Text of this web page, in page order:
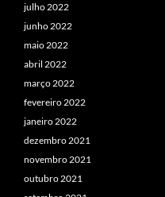
julho 2022
junho 2022
maio 2022
abril 2022
março 2022
fevereiro 2022
janeiro 2022
dezembro 2021
novembro 2021
outubro 2021